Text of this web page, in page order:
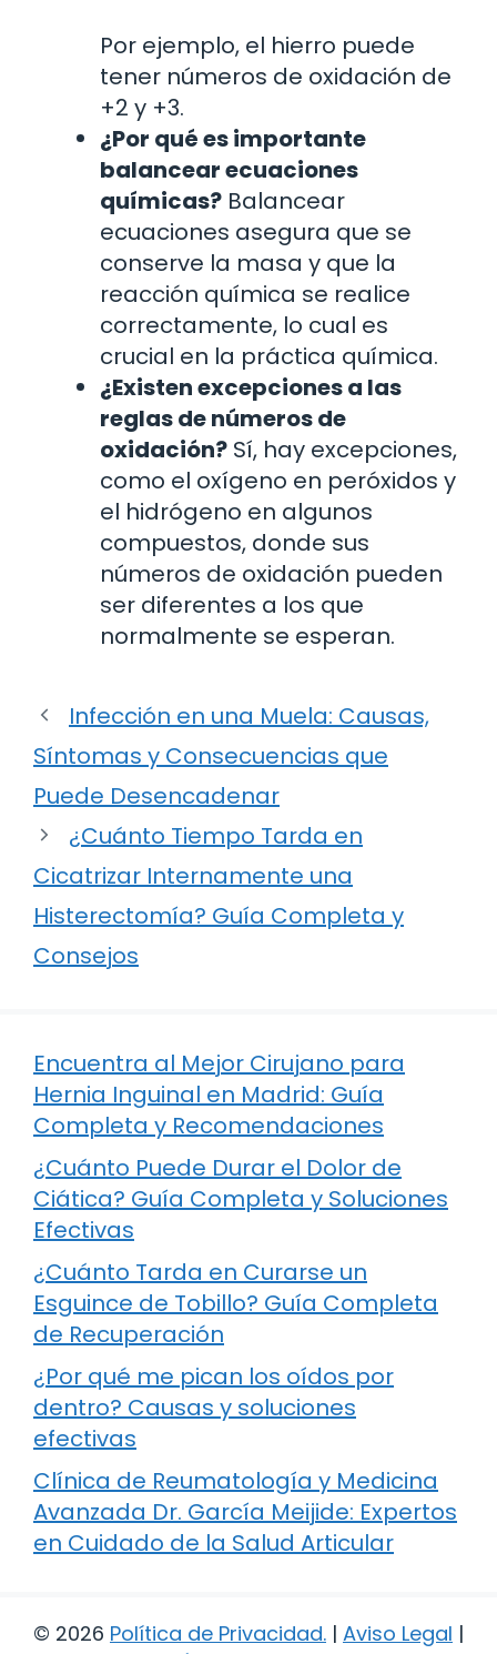
Por ejemplo, el hierro puede
tener números de oxidación de
+2 y +3.
¿Por qué es importante
balancear ecuaciones
químicas? Balancear
ecuaciones asegura que se
conserve la masa y que la
reacción química se realice
correctamente, lo cual es
crucial en la práctica química.
¿Existen excepciones a las
reglas de números de
oxidación? Sí, hay excepciones,
como el oxígeno en peróxidos y
el hidrógeno en algunos
compuestos, donde sus
números de oxidación pueden
ser diferentes a los que
normalmente se esperan.
Infección en una Muela: Causas,
Síntomas y Consecuencias que
Puede Desencadenar
¿Cuánto Tiempo Tarda en
Cicatrizar Internamente una
Histerectomía? Guía Completa y
Consejos
Encuentra al Mejor Cirujano para
Hernia Inguinal en Madrid: Guía
Completa y Recomendaciones
¿Cuánto Puede Durar el Dolor de
Ciática? Guía Completa y Soluciones
Efectivas
¿Cuánto Tarda en Curarse un
Esguince de Tobillo? Guía Completa
de Recuperación
¿Por qué me pican los oídos por
dentro? Causas y soluciones
efectivas
Clínica de Reumatología y Medicina
Avanzada Dr. García Meijide: Expertos
en Cuidado de la Salud Articular
© 2026 Política de Privacidad. | Aviso Legal |